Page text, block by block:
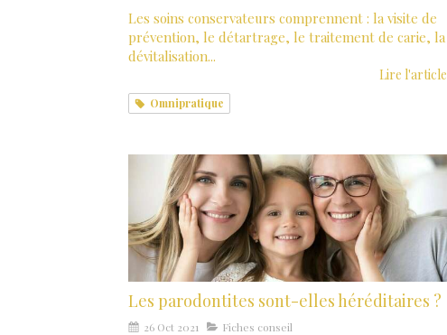
Les soins conservateurs comprennent : la visite de
prévention, le détartrage, le traitement de carie, la
dévitalisation...
Lire l'article
Omnipratique
Les parodontites sont-elles héréditaires ?
26 Oct 2021 Fiches conseil